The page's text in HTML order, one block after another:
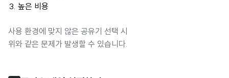
높은 비용
사용 환경에 맞지 않은 공유기 선택 시
위와 같은 문제가 발생할 수 있습니다.